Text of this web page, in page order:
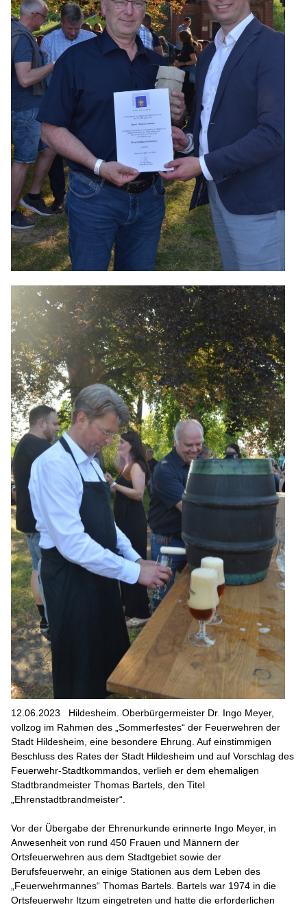
12.06.2023 Hildesheim. Oberbürgermeister Dr. Ingo Meyer,
vollzog im Rahmen des „Sommerfestes“ der Feuerwehren der
Stadt Hildesheim, eine besondere Ehrung. Auf einstimmigen
Beschluss des Rates der Stadt Hildesheim und auf Vorschlag des
Feuerwehr-Stadtkommandos, verlieh er dem ehemaligen
Stadtbrandmeister Thomas Bartels, den Titel
„Ehrenstadtbrandmeister“.
Vor der Übergabe der Ehrenurkunde erinnerte Ingo Meyer, in
Anwesenheit von rund 450 Frauen und Männern der
Ortsfeuerwehren aus dem Stadtgebiet sowie der
Berufsfeuerwehr, an einige Stationen aus dem Leben des
„Feuerwehrmannes“ Thomas Bartels. Bartels war 1974 in die
Ortsfeuerwehr Itzum eingetreten und hatte die erforderlichen